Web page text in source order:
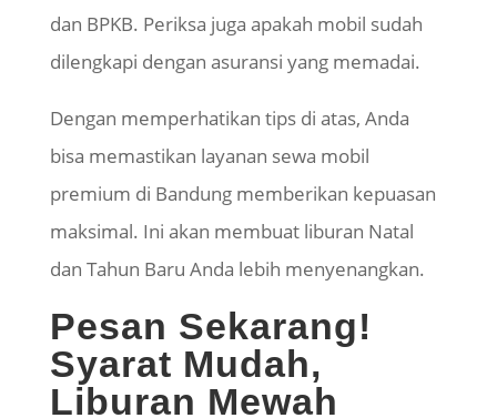
dan BPKB. Periksa juga apakah mobil sudah
dilengkapi dengan asuransi yang memadai.
Dengan memperhatikan tips di atas, Anda
bisa memastikan layanan sewa mobil
premium di Bandung memberikan kepuasan
maksimal. Ini akan membuat liburan Natal
dan Tahun Baru Anda lebih menyenangkan.
Pesan Sekarang!
Syarat Mudah,
Liburan Mewah